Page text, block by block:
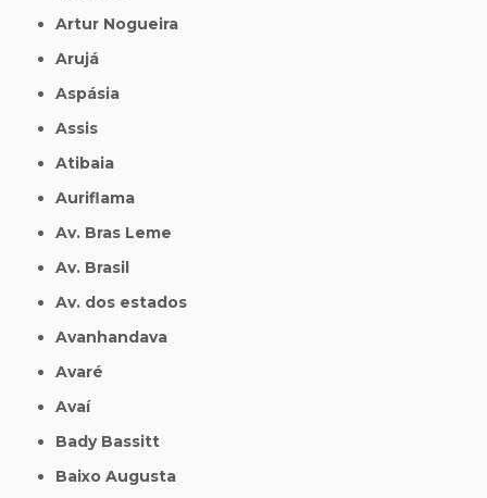
Artur Nogueira
Arujá
Aspásia
Assis
Atibaia
Auriflama
Av. Bras Leme
Av. Brasil
Av. dos estados
Avanhandava
Avaré
Avaí
Bady Bassitt
Baixo Augusta